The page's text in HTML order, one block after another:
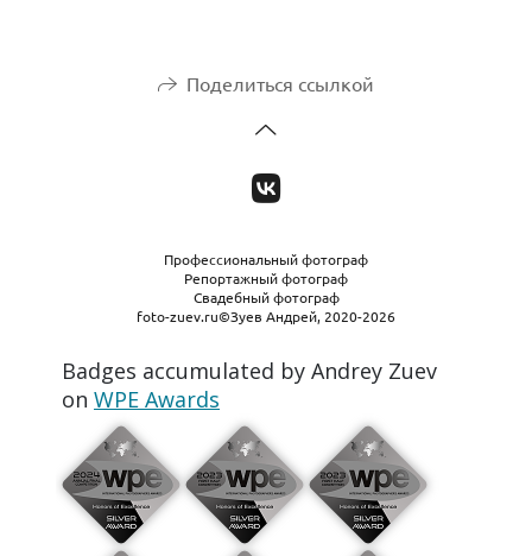
Поделиться ссылкой
Профессиональный фотограф
Репортажный фотограф
Свадебный фотограф
foto-zuev.ru©Зуев Андрей, 2020-2026